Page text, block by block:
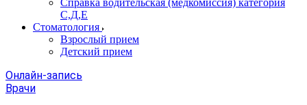
Справка водительская (медкомиссия) категория
С,Д,Е
Стоматология
Взрослый прием
Детский прием
Онлайн-запись
Врачи